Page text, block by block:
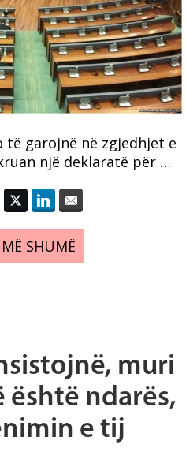
garojnë në zgjedhjet e
një deklaratë për …
SHUMË
muri
është ndarës,
e tij